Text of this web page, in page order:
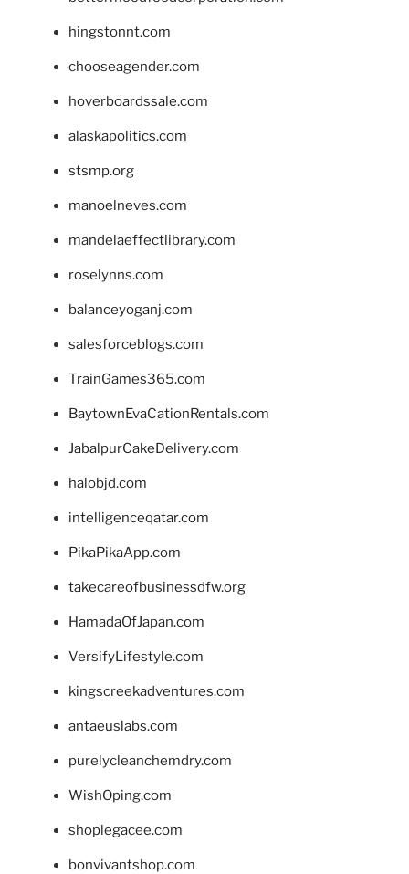
hingstonnt.com
chooseagender.com
hoverboardssale.com
alaskapolitics.com
stsmp.org
manoelneves.com
mandelaeffectlibrary.com
roselynns.com
balanceyoganj.com
salesforceblogs.com
TrainGames365.com
BaytownEvaCationRentals.com
JabalpurCakeDelivery.com
halobjd.com
intelligenceqatar.com
PikaPikaApp.com
takecareofbusinessdfw.org
HamadaOfJapan.com
VersifyLifestyle.com
kingscreekadventures.com
antaeuslabs.com
purelycleanchemdry.com
WishOping.com
shoplegacee.com
bonvivantshop.com